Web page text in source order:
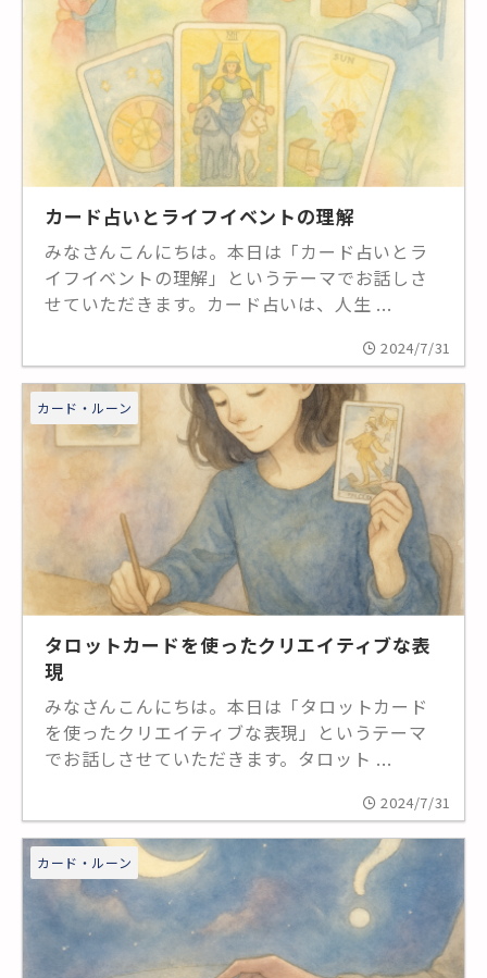
カード占いとライフイベントの理解
みなさんこんにちは。本日は「カード占いとラ
イフイベントの理解」というテーマでお話しさ
せていただきます。カード占いは、人生 ...
2024/7/31
カード・ルーン
タロットカードを使ったクリエイティブな表
現
みなさんこんにちは。本日は「タロットカード
を使ったクリエイティブな表現」というテーマ
でお話しさせていただきます。タロット ...
2024/7/31
カード・ルーン